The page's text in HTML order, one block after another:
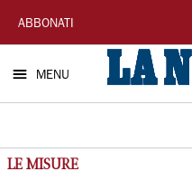
La
Nuova
Sardegna
ABBONATI
MENU
LE MISURE